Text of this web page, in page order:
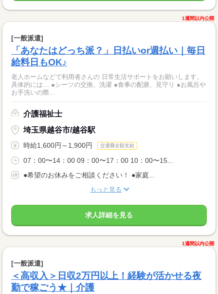
1週間以内公開
[一般派遣]
「あなたはどっち派？」日払いor週払い｜毎日
給料日もOK♪
老人ホームなどで利用者さんの 日常生活サポートをお願いします。
具体的には… ●シーツの交換、洗濯 ●食事の配膳、見守り ●お風呂や
お手洗いの際...
介護福祉士
埼玉県越谷市/越谷駅
時給1,600円～1,900円 交通費全額支給
07：00〜14：00 09：00〜17：00 10：00〜15...
●希望のお休みをご相談ください！ ●家庭...
もっと見る
求人詳細を見る
1週間以内公開
[一般派遣]
＜高収入＞日収2万円以上！経験が活かせる夜
勤で稼ごう★｜介護